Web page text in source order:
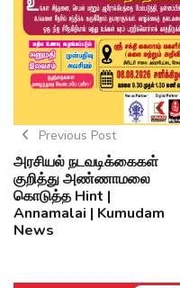
Previous Post
அரசியல் நடவடிக்கைகள்
குறித்து அண்ணாமலை
கொடுத்த Hint |
Annamalai | Kumudam
News